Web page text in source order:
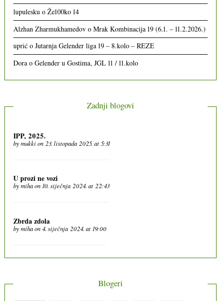
lupulesku oŽe100ko 14
Alzhan Zharmukhamedov oMrak Kombinacija 19 (6.1. – 11.2.2026.)
uprić oJutarnja Gelender liga 19 – 8.kolo – REZE
Dora oGelender u Gostima, JGL 11 / 11.kolo
Zadnji blogovi
IPP, 2025.
bymukkion 23. listopada 2025. at 5:31
U prozi ne vozi
bymihaon 10. siječnja 2024. at 22:43
Zbrda zdola
bymihaon 4. siječnja 2024. at 19:00
Blogeri